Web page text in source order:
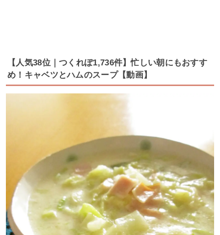
【人気38位｜つくれぽ1,736件】忙しい朝にもおすす
め！キャベツとハムのスープ【動画】